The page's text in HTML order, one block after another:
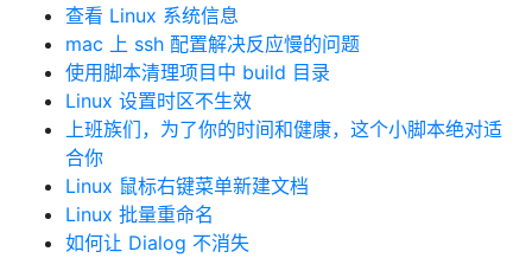
查看 Linux 系统信息
mac 上 ssh 配置解决反应慢的问题
使用脚本清理项目中 build 目录
Linux 设置时区不生效
上班族们，为了你的时间和健康，这个小脚本绝对适
合你
Linux 鼠标右键菜单新建文档
Linux 批量重命名
如何让 Dialog 不消失